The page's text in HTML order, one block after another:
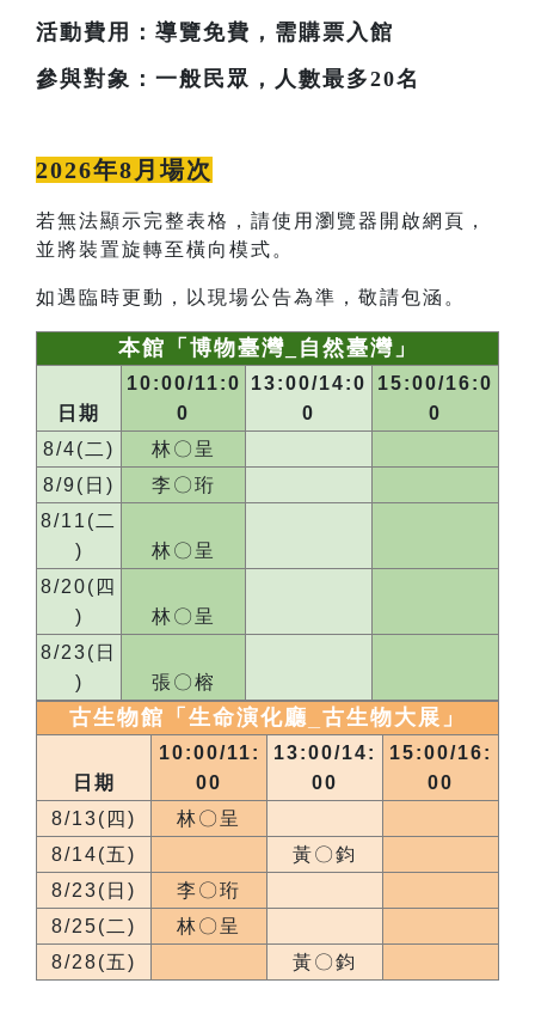
活動費用：導覽免費，需購票入館
參與對象：一般民眾，人數最多20名
2026年8月場次
若無法顯示完整表格，請使用瀏覽器開啟網頁，
並將裝置旋轉至橫向模式。
如遇臨時更動，以現場公告為準，敬請包涵。
本館「博物臺灣_自然臺灣」
日期
10:00/11:0
0
13:00/14:0
0
15:00/16:0
0
8/4(二)
林〇呈
8/9(日)
李〇珩
8/11(二
)
林〇呈
8/20(四
)
林〇呈
8/23(日
)
張〇榕
古生物館「生命演化廳_ 古生物大展 」
日期
10:00/11:
00
13:00/14:
00
15:00/16:
00
8/13(四)
林〇呈
8/14(五)
黃〇鈞
8/23(日)
李〇珩
8/25(二)
林〇呈
8/28(五)
黃〇鈞